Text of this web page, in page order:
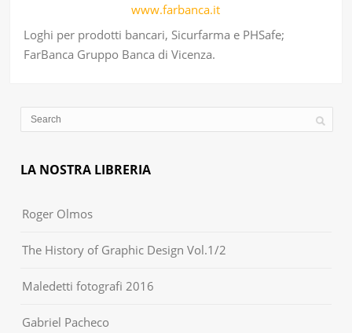
www.farbanca.it
Loghi per prodotti bancari, Sicurfarma e PHSafe;
FarBanca Gruppo Banca di Vicenza.
LA NOSTRA LIBRERIA
Roger Olmos
The History of Graphic Design Vol.1/2
Maledetti fotografi 2016
Gabriel Pacheco